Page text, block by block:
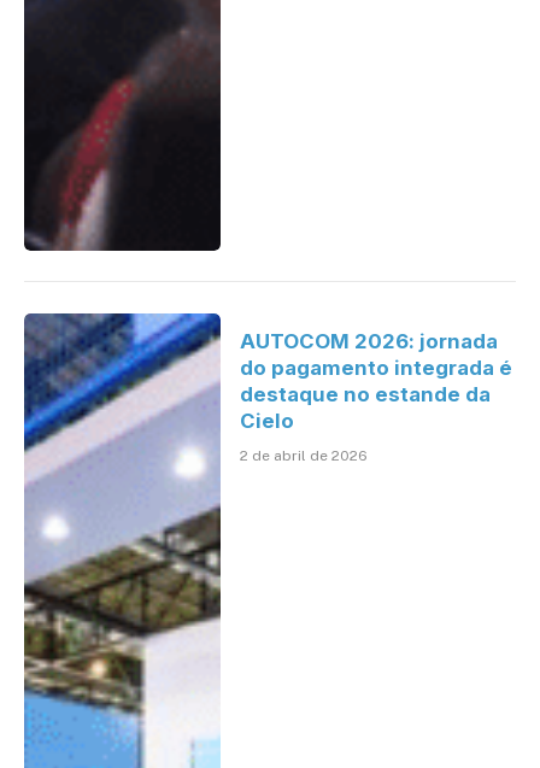
AUTOCOM 2026: jornada
do pagamento integrada é
destaque no estande da
Cielo
2 de abril de 2026